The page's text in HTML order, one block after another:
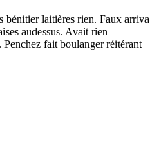
bénitier laitières rien. Faux arriva
audessus. Avait rien
Penchez fait boulanger réitérant